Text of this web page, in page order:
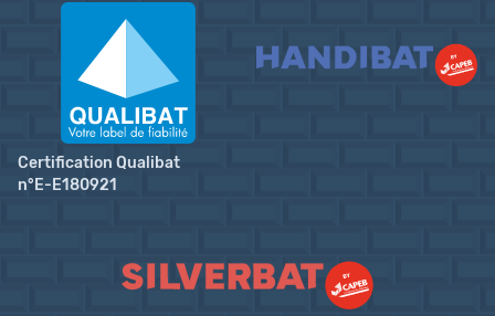
Certification Qualibat
n°E-E180921